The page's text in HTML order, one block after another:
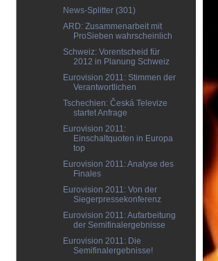
News-Splitter (301)
ARD: Zusammenarbeit mit
ProSieben wahrscheinlich
Schweiz: Vorentscheid für
2012 in Planung Schweiz
Eurovision 2011: Stimmen der
Verantwortlichen
Tschechien: Česká Televize
startet Anfrage
Eurovision 2011:
Einschaltquoten in Europa
top
Eurovision 2011: Analyse des
Finales
Eurovision 2011: Von der
Siegerpressekonferenz
Eurovision 2011: Aufarbeitung
der Semifinalergebnisse
Eurovision 2011: Die
Semifinalergebnisse!